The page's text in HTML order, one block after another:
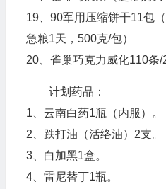
19、90军用压缩饼干11包
急粮1天，500克/包）
20、雀巢巧克力威化110条/
计划药品：
1、云南白药1瓶（内服）。
2、跌打油（活络油）2支。
3、白加黑1盒。
4、雷尼替丁1瓶。